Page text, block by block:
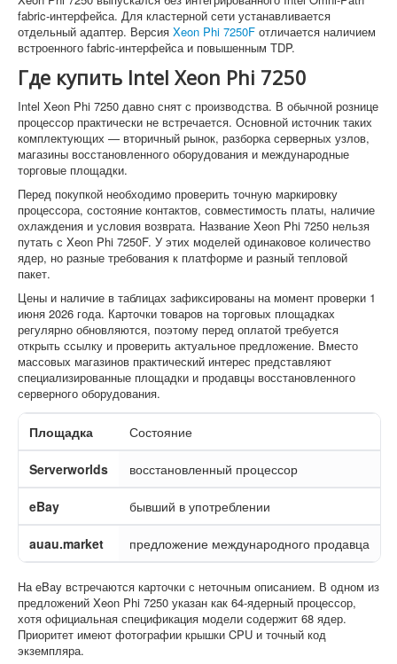
fabric-интерфейса. Для кластерной сети устанавливается
отдельный адаптер. Версия Xeon Phi 7250F отличается наличием
встроенного fabric-интерфейса и повышенным TDP.
Где купить Intel Xeon Phi 7250
Intel Xeon Phi 7250 давно снят с производства. В обычной рознице
процессор практически не встречается. Основной источник таких
комплектующих — вторичный рынок, разборка серверных узлов,
магазины восстановленного оборудования и международные
торговые площадки.
Перед покупкой необходимо проверить точную маркировку
процессора, состояние контактов, совместимость платы, наличие
охлаждения и условия возврата. Название Xeon Phi 7250 нельзя
путать с Xeon Phi 7250F. У этих моделей одинаковое количество
ядер, но разные требования к платформе и разный тепловой
пакет.
Цены и наличие в таблицах зафиксированы на момент проверки 1
июня 2026 года. Карточки товаров на торговых площадках
регулярно обновляются, поэтому перед оплатой требуется
открыть ссылку и проверить актуальное предложение. Вместо
массовых магазинов практический интерес представляют
специализированные площадки и продавцы восстановленного
серверного оборудования.
Площадка Состояние
Serverworlds восстановленный процессор
eBay бывший в употреблении
auau.market предложение международного продавца
На eBay встречаются карточки с неточным описанием. В одном из
предложений Xeon Phi 7250 указан как 64-ядерный процессор,
хотя официальная спецификация модели содержит 68 ядер.
Приоритет имеют фотографии крышки CPU и точный код
экземпляра.